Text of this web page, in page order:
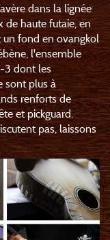
dans la lignée
de haute futaie, en
un fond en ovangkol
l'ensemble
3 dont les
sont plus à
renforts de
et pickguard.
pas, laissons